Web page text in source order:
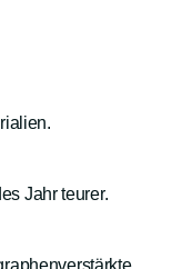
Jahr teurer.